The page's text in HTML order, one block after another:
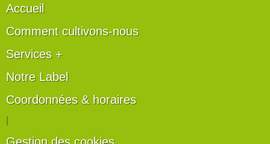
Accueil
Comment cultivons-nous
Services +
Notre Label
Coordonnées & horaires